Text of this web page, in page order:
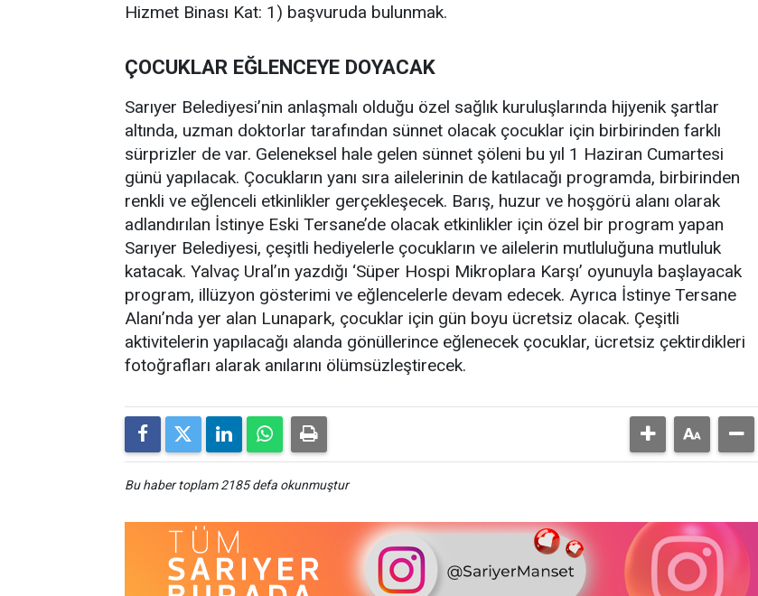
Hizmet Binası Kat: 1) başvuruda bulunmak.
ÇOCUKLAR EĞLENCEYE DOYACAK
Sarıyer Belediyesi’nin anlaşmalı olduğu özel sağlık kuruluşlarında hijyenik şartlar
altında, uzman doktorlar tarafından sünnet olacak çocuklar için birbirinden farklı
sürprizler de var. Geleneksel hale gelen sünnet şöleni bu yıl 1 Haziran Cumartesi
günü yapılacak. Çocukların yanı sıra ailelerinin de katılacağı programda, birbirinden
renkli ve eğlenceli etkinlikler gerçekleşecek. Barış, huzur ve hoşgörü alanı olarak
adlandırılan İstinye Eski Tersane’de olacak etkinlikler için özel bir program yapan
Sarıyer Belediyesi, çeşitli hediyelerle çocukların ve ailelerin mutluluğuna mutluluk
katacak. Yalvaç Ural’ın yazdığı ‘Süper Hospi Mikroplara Karşı’ oyunuyla başlayacak
program, illüzyon gösterimi ve eğlencelerle devam edecek. Ayrıca İstinye Tersane
Alanı’nda yer alan Lunapark, çocuklar için gün boyu ücretsiz olacak. Çeşitli
aktivitelerin yapılacağı alanda gönüllerince eğlenecek çocuklar, ücretsiz çektirdikleri
fotoğrafları alarak anılarını ölümsüzleştirecek.
Bu haber toplam 2185 defa okunmuştur